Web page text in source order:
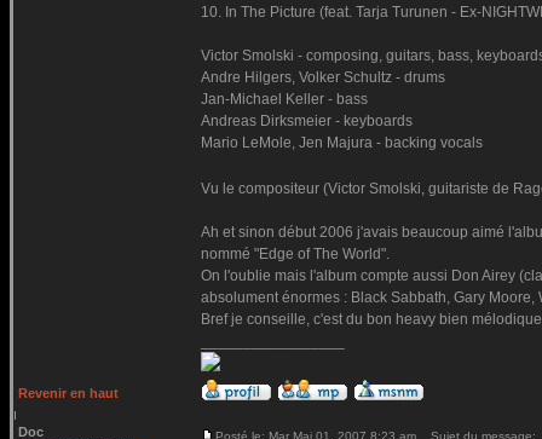
10. In The Picture (feat. Tarja Turunen - Ex-
Victor Smolski - composing, guitars, bass,
Andre Hilgers, Volker Schultz - drums
Jan-Michael Keller - bass
Andreas Dirksmeier - keyboards
Mario LeMole, Jen Majura - backing vocals
Vu le compositeur (Victor Smolski, guitariste de
Ah et sinon début 2006 j'avais beaucoup aimé
nommé "Edge of The World".
On l'oublie mais l'album compte aussi Don Airey
absolument énormes : Black Sabbath, Gary
Bref je conseille, c'est du bon heavy bien
Revenir en haut
Doc Posté le: Mar Mai 01, 2007 8:23 am Sujet du message: